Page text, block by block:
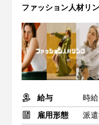
ファッション人材リ
給与
時
雇用形態
派